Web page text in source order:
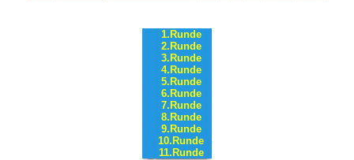
1.Runde
2.Runde
3.Runde
4.Runde
5.Runde
6.Runde
7.Runde
8.Runde
9.Runde
10.Runde
11.Runde